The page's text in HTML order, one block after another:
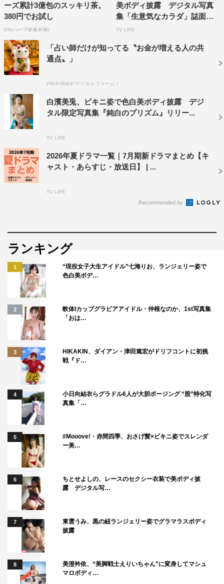
ーズ累計3億包のスッキリ茶。
380円でお試し
PR(ハーブ健康本舗)
美ボディ披露 デジタル写真
集「生意気なカラダ」誌面カ
ッ...
TV LIFE
「占い師だけが知ってる〝お金が増える人の共
通点〟」
PR(合同会社デジタルファーム )
白濱美兎、ビキニ姿で色白美ボディ披露 デジ
タル限定写真集『純白のプリズム』リリー...
TV LIFE
2026年夏ドラマ一覧｜7月期新ドラマまとめ【キ
ャスト・あらすじ・放送日】 | ...
TV LIFE
Recommended by
ランキング
1
“現役女子大生アイドル”七海りお、ランジェリー姿で
色白美ボデ…
2
軟体Iカップグラビアアイドル・仲根なのか、1st写真集
「おは…
3
HIKAKIN、ダイアン・津田篤宏がドリフコントに初挑
戦『ド…
4
小日向結衣らグラドル6人が大胆ポージング “股”特化写
真集「…
5
#Mooove!・赤間四季、おさげ髪×ビキニ姿でスレンダ
ー美…
6
ちとせよしの、レースのセクシー衣装で美ボディ披
露 デジタル写…
7
東雲うみ、黒の紐ランジェリー姿でグラマラスボディ
披露
8
美澄衿依、“美脚戦士えりいちゃん”に変身してマシュ
マロボディ…